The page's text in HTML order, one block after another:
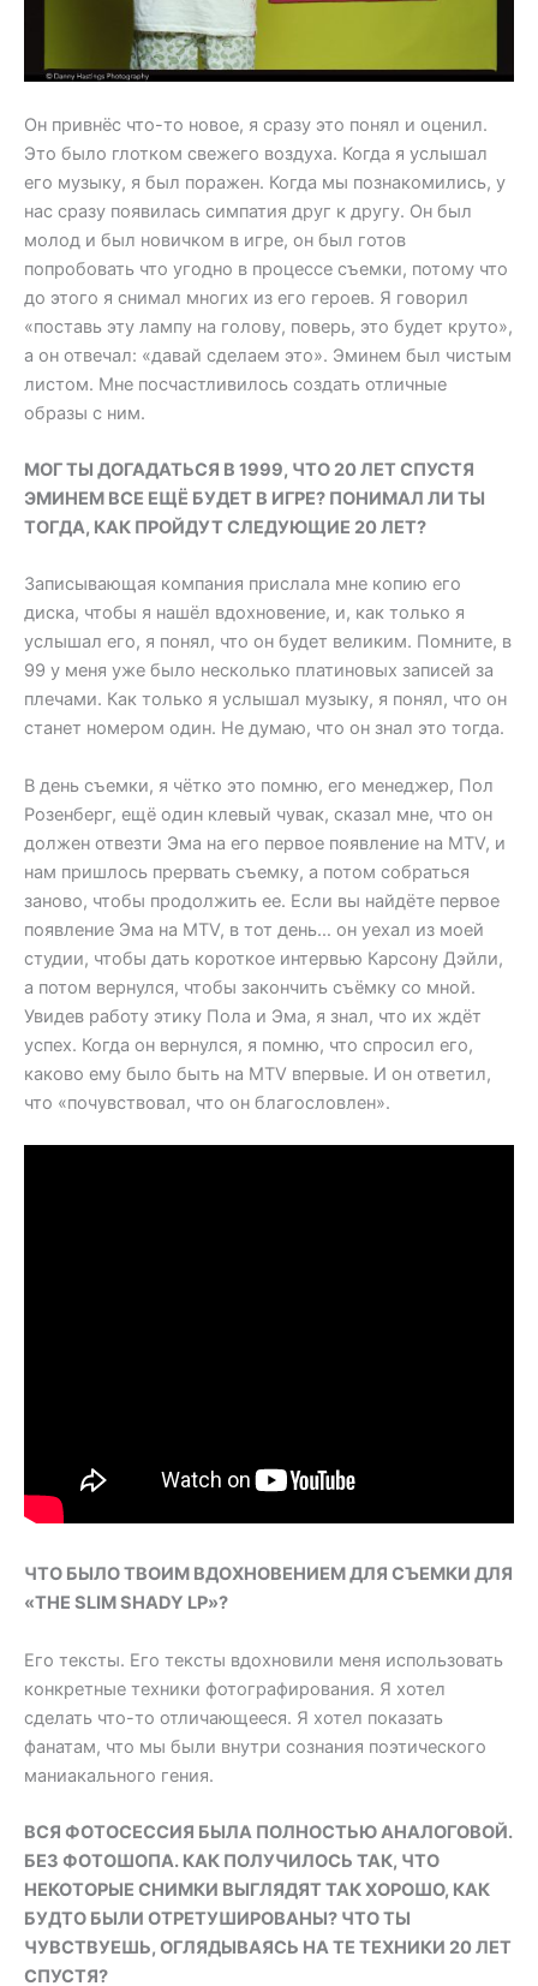
Он привнёс что-то новое, я сразу это понял и оценил.
Это было глотком свежего воздуха. Когда я услышал
его музыку, я был поражен. Когда мы познакомились, у
нас сразу появилась симпатия друг к другу. Он был
молод и был новичком в игре, он был готов
попробовать что угодно в процессе съемки, потому что
до этого я снимал многих из его героев. Я говорил
«поставь эту лампу на голову, поверь, это будет круто»,
а он отвечал: «давай сделаем это». Эминем был чистым
листом. Мне посчастливилось создать отличные
образы с ним.
МОГ ТЫ ДОГАДАТЬСЯ В 1999, ЧТО 20 ЛЕТ СПУСТЯ
ЭМИНЕМ ВСЕ ЕЩЁ БУДЕТ В ИГРЕ? ПОНИМАЛ ЛИ ТЫ
ТОГДА, КАК ПРОЙДУТ СЛЕДУЮЩИЕ 20 ЛЕТ?
Записывающая компания прислала мне копию его
диска, чтобы я нашёл вдохновение, и, как только я
услышал его, я понял, что он будет великим. Помните, в
99 у меня уже было несколько платиновых записей за
плечами. Как только я услышал музыку, я понял, что он
станет номером один. Не думаю, что он знал это тогда.
В день съемки, я чётко это помню, его менеджер, Пол
Розенберг, ещё один клевый чувак, сказал мне, что он
должен отвезти Эма на его первое появление на MTV, и
нам пришлось прервать съемку, а потом собраться
заново, чтобы продолжить ее. Если вы найдёте первое
появление Эма на MTV, в тот день… он уехал из моей
студии, чтобы дать короткое интервью Карсону Дэйли,
а потом вернулся, чтобы закончить съёмку со мной.
Увидев работу этику Пола и Эма, я знал, что их ждёт
успех. Когда он вернулся, я помню, что спросил его,
каково ему было быть на MTV впервые. И он ответил,
что «почувствовал, что он благословлен».
ЧТО БЫЛО ТВОИМ ВДОХНОВЕНИЕМ ДЛЯ СЪЕМКИ ДЛЯ
«THE SLIM SHADY LP»?
Его тексты. Его тексты вдохновили меня использовать
конкретные техники фотографирования. Я хотел
сделать что-то отличающееся. Я хотел показать
фанатам, что мы были внутри сознания поэтического
маниакального гения.
ВСЯ ФОТОСЕССИЯ БЫЛА ПОЛНОСТЬЮ АНАЛОГОВОЙ.
БЕЗ ФОТОШОПА. КАК ПОЛУЧИЛОСЬ ТАК, ЧТО
НЕКОТОРЫЕ СНИМКИ ВЫГЛЯДЯТ ТАК ХОРОШО, КАК
БУДТО БЫЛИ ОТРЕТУШИРОВАНЫ? ЧТО ТЫ
ЧУВСТВУЕШЬ, ОГЛЯДЫВАЯСЬ НА ТЕ ТЕХНИКИ 20 ЛЕТ
СПУСТЯ?